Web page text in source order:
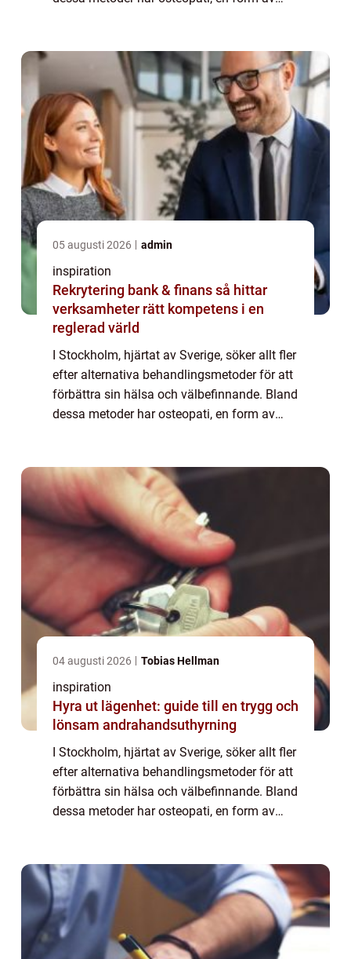
05 augusti 2026 admin
inspiration
Rekrytering bank & finans så hittar
verksamheter rätt kompetens i en
reglerad värld
I Stockholm, hjärtat av Sverige, söker allt fler
efter alternativa behandlingsmetoder för att
förbättra sin hälsa och välbefinnande. Bland
dessa metoder har osteopati, en form av
04 augusti 2026 Tobias Hellman
inspiration
Hyra ut lägenhet: guide till en trygg och
lönsam andrahandsuthyrning
I Stockholm, hjärtat av Sverige, söker allt fler
efter alternativa behandlingsmetoder för att
förbättra sin hälsa och välbefinnande. Bland
dessa metoder har osteopati, en form av